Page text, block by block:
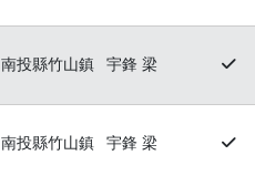
南投縣竹山鎮 宇鋒 梁
南投縣竹山鎮 宇鋒 梁